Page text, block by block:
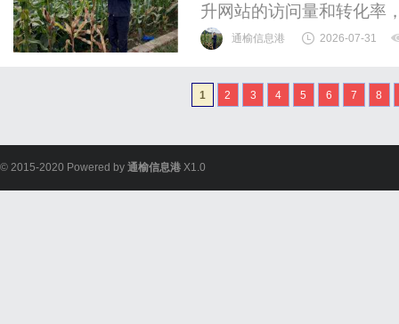
升网站的访问量和转化率
目标的重要策略。尤其是
GEO优化公司的增多，怎
业的难题。本文将详细探
通榆信息港 2026-07-31
1 2 3 4 5 6 7 8
© 2015-2020 Powered by 通榆信息港 X1.0